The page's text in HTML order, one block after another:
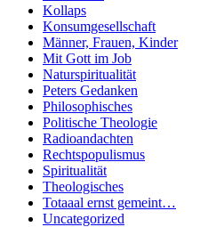
Kollaps
Konsumgesellschaft
Männer, Frauen, Kinder
Mit Gott im Job
Naturspiritualität
Peters Gedanken
Philosophisches
Politische Theologie
Radioandachten
Rechtspopulismus
Spiritualität
Theologisches
Totaaal ernst gemeint…
Uncategorized